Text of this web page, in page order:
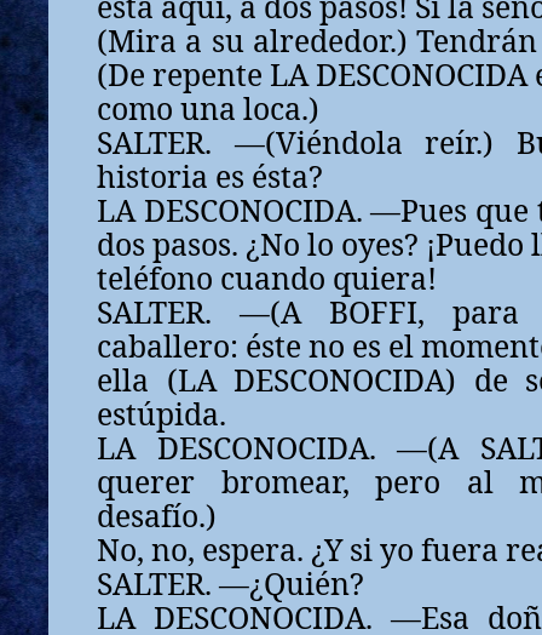
(Mira a su alrededor.)
(De repente LA
como una loca.)
SALTER. —(Viéndola reír.)
historia es ésta?
LA DESCONOCIDA. —Pues
dos pasos. ¿No lo oyes?
teléfono cuando quiera!
SALTER. —(A BOFFI, para
caballero: éste no es el
ella (LA DESCONOCIDA) de
estúpida.
LA DESCONOCIDA. —(A
querer bromear, pero al
desafío.)
No, no, espera. ¿Y si yo fuera
SALTER. —¿Quién?
LA DESCONOCIDA. —Esa